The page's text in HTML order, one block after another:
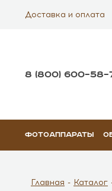
Доставка и оплата
8 (800)
ФОТОАППАРАТЫ
Главная Каталог